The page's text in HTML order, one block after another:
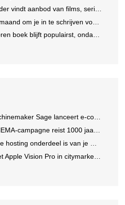
aanbod van films, series en sport vaak versnipperd
om je in te schrijven voor de Mercurs 2026
blijft populairst, ondanks digitale alternatieven
Sage lanceert e-commerceplatform voor koffieliefhebbers
reist 1000 jaar terug in de tijd naar 'Hemastein'
onderdeel is van je merkstrategie
Apple Vision Pro in citymarketing